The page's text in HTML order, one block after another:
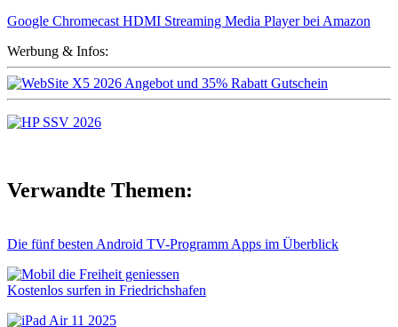
Google Chromecast HDMI Streaming Media Player bei Amazon
Werbung & Infos:
Verwandte Themen:
Die fünf besten Android TV-Programm Apps im Überblick
Kostenlos surfen in Friedrichshafen